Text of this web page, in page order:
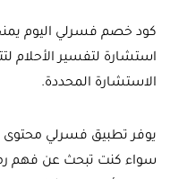
استشارة لتفسير الأحلام
الاستشارة المحددة.
يوفر تطبيق فسرلي محتوى
سواء كنت تبحث عن فهم